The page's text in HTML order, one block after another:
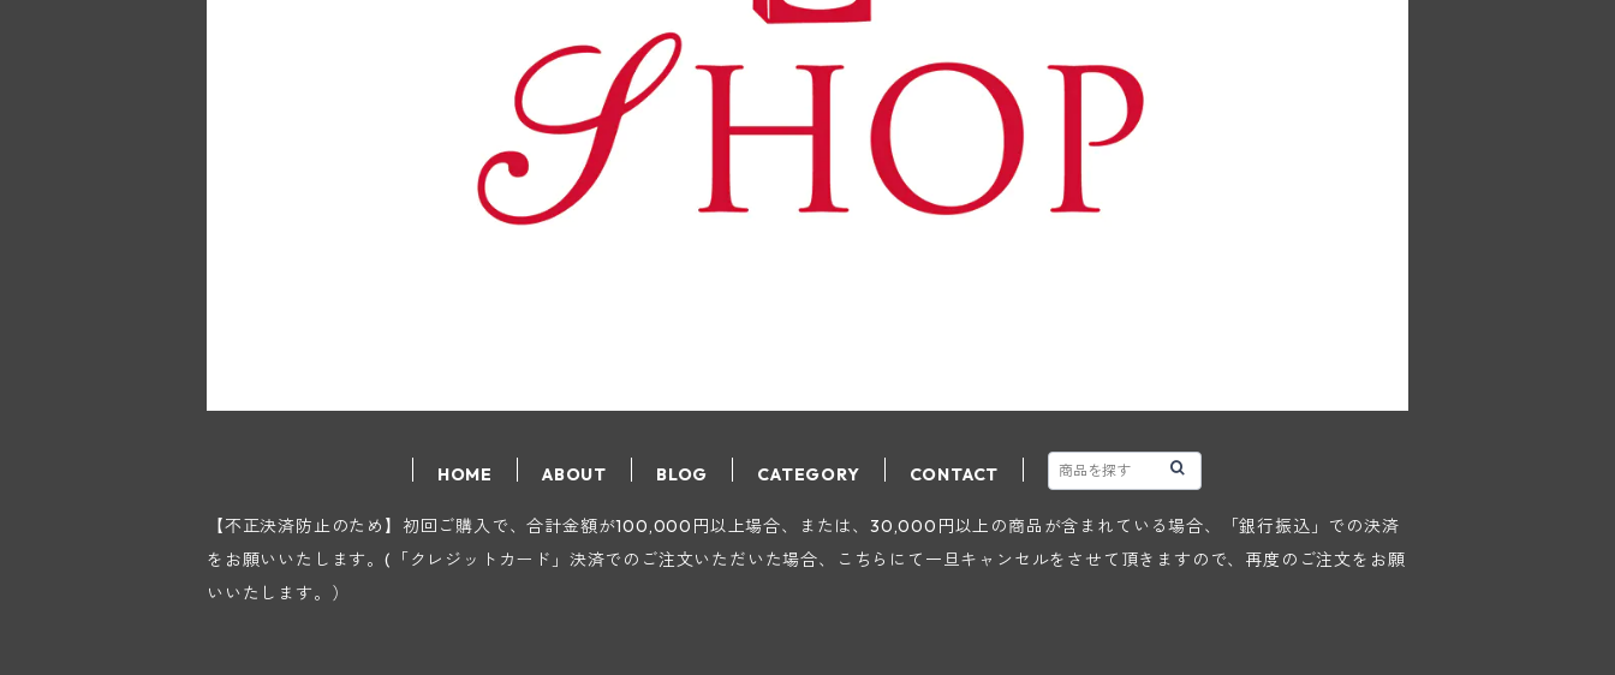
HOME ABOUT BLOG CATEGORY CONTACT
【不正決済防止のため】初回ご購入で、合計金額が100,000円以上場合、または、30,000円以上の商品が含まれている場合、「銀行振込」での決済
をお願いいたします。(「クレジットカード」決済でのご注文いただいた場合、こちらにて一旦キャンセルをさせて頂きますので、再度のご注文をお願
いいたします。）